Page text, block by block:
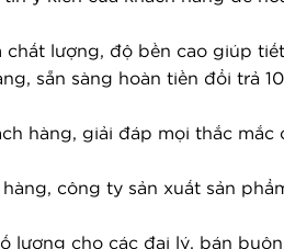
chất lượng, độ bền cao giúp
sẵn sàng hoàn tiền đổi trả
hàng, giải đáp mọi thắc mắc
công ty sản xuất sản
lượng cho các đại lý, bán